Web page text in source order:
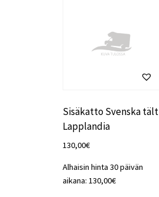
Sisäkatto Svenska tält
Lapplandia
130,00€
Alhaisin hinta 30 päivän
aikana: 130,00€